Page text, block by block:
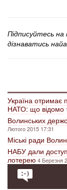
Підписуйтесь
дізнаватись
Україна отримає
НАТО: що відомо
Волинських
Лютого 2015 17:31
Міські ради
НАБУ дали
лотерею4 Березня